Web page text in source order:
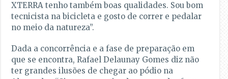
XTERRA tenho também boas qualidades. Sou bom
tecnicista na bicicleta e gosto de correr e pedalar
no meio da natureza”.
Dada a concorrência e a fase de preparação em
que se encontra, Rafael Delaunay Gomes diz não
ter grandes ilusões de chegar ao pódio na